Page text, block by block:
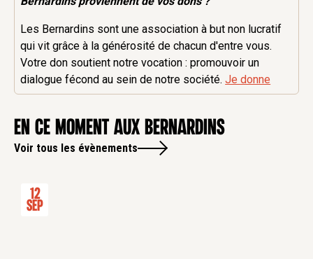
Les Bernardins sont une association à but non lucratif
qui vit grâce à la générosité de chacun d'entre vous.
Votre don soutient notre vocation : promouvoir un
dialogue fécond au sein de notre société.Je donne
en ce moment aux Bernardins
Voir tous les évènements
12
Sep